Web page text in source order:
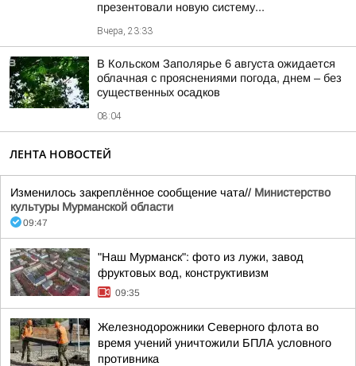
презентовали новую систему...
Вчера, 23:33
В Кольском Заполярье 6 августа ожидается
облачная с прояснениями погода, днем – без
существенных осадков
08:04
ЛЕНТА НОВОСТЕЙ
Изменилось закреплённое сообщение чата// Министерство
культуры Мурманской области
09:47
"Наш Мурманск": фото из лужи, завод
фруктовых вод, конструктивизм
09:35
Железнодорожники Северного флота во
время учений уничтожили БПЛА условного
противника